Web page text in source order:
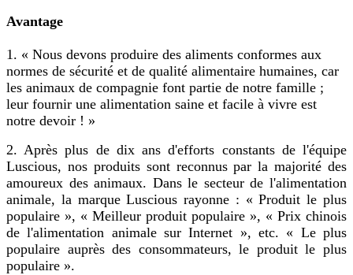
Avantage
1. « Nous devons produire des aliments conformes aux
normes de sécurité et de qualité alimentaire humaines, car
les animaux de compagnie font partie de notre famille ;
leur fournir une alimentation saine et facile à vivre est
notre devoir ! »
2. Après plus de dix ans d'efforts constants de l'équipe
Luscious, nos produits sont reconnus par la majorité des
amoureux des animaux. Dans le secteur de l'alimentation
animale, la marque Luscious rayonne : « Produit le plus
populaire », « Meilleur produit populaire », « Prix chinois
de l'alimentation animale sur Internet », etc. « Le plus
populaire auprès des consommateurs, le produit le plus
populaire ».